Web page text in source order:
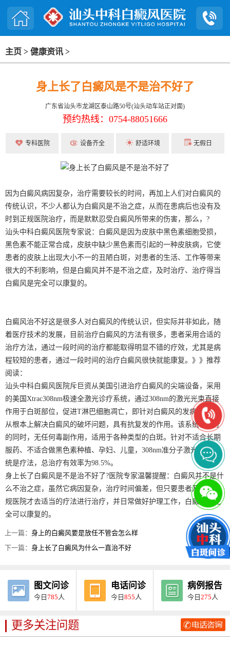
主页 > 健康资讯 >
身上长了白癜风是不是治不好了
广东省汕头市龙湖区泰山路50号(汕头动车站正对面)
预约热线：0754-88051666
专科医院 设备齐全 舒适环境 无假日
因为白癜风病因复杂，治疗需要较长的时间，再加上人们对白癜风的
传统认识，不少人都认为白癜风是不治之症，从而在患病后也没有及
时到正规医院治疗，而是默默忍受白癜风所带来的伤害，那么，?
汕头中科白癜风医院专家说：白癜风是因为皮肤中黑色素细胞受损，
黑色素不能正常合成，皮肤中缺少黑色素而引起的一种皮肤病，它使
患者的皮肤上出现大小不一的丑陋白斑，对患者的生活、工作等带来
很大的不利影响，但是白癜风并不是不治之症，及时治疗、治疗得当
白癜风是完全可以康复的。
白癜风治不好这是很多人对白癜风的传统认识，但实际并非如此，随
着医疗技术的发展，目前治疗白癜风的方法有很多，患者采用合适的
治疗方法，通过一段时间的治疗都能取得明显不错的疗效，尤其是病
程较短的患者，通过一段时间的治疗白癜风很快就能康复。》》推荐
阅读：
汕头中科白癜风医院斥巨资从美国引进治疗白癜风的尖端设备，采用
的美国Xtrac308nm极速全激光诊疗系统，通过308nm的激光光束直接
作用于白斑部位，促进T淋巴细胞凋亡，即针对白癜风的发病原因，
从根本上解决白癜风的破坏问题，具有抗复发的作用。该系统在治疗
的同时，无任何毒副作用，适用于各种类型的白斑。针对不适合长期
服药、不适合做黑色素种植、孕妇、儿童，308nm准分子激光治疗系
统是疗法，总治疗有效率为98.5%。
身上长了白癜风是不是治不好了?医院专家温馨提醒：白癜风并不是什
么不治之症，虽然它病因复杂，治疗时间偏差，但只要患者及时到正
规医院才去适当的疗法进行治疗，并日常做好护理工作，白癜风是完
全可以康复的。
上一篇： 身上的白癜风要是放任不管会怎么样
下一篇： 身上长了白癜风为什么一直治不好
图文问诊
今日785 人
电话问诊
今日855 人
病例报告
今日275 人
更多关注问题